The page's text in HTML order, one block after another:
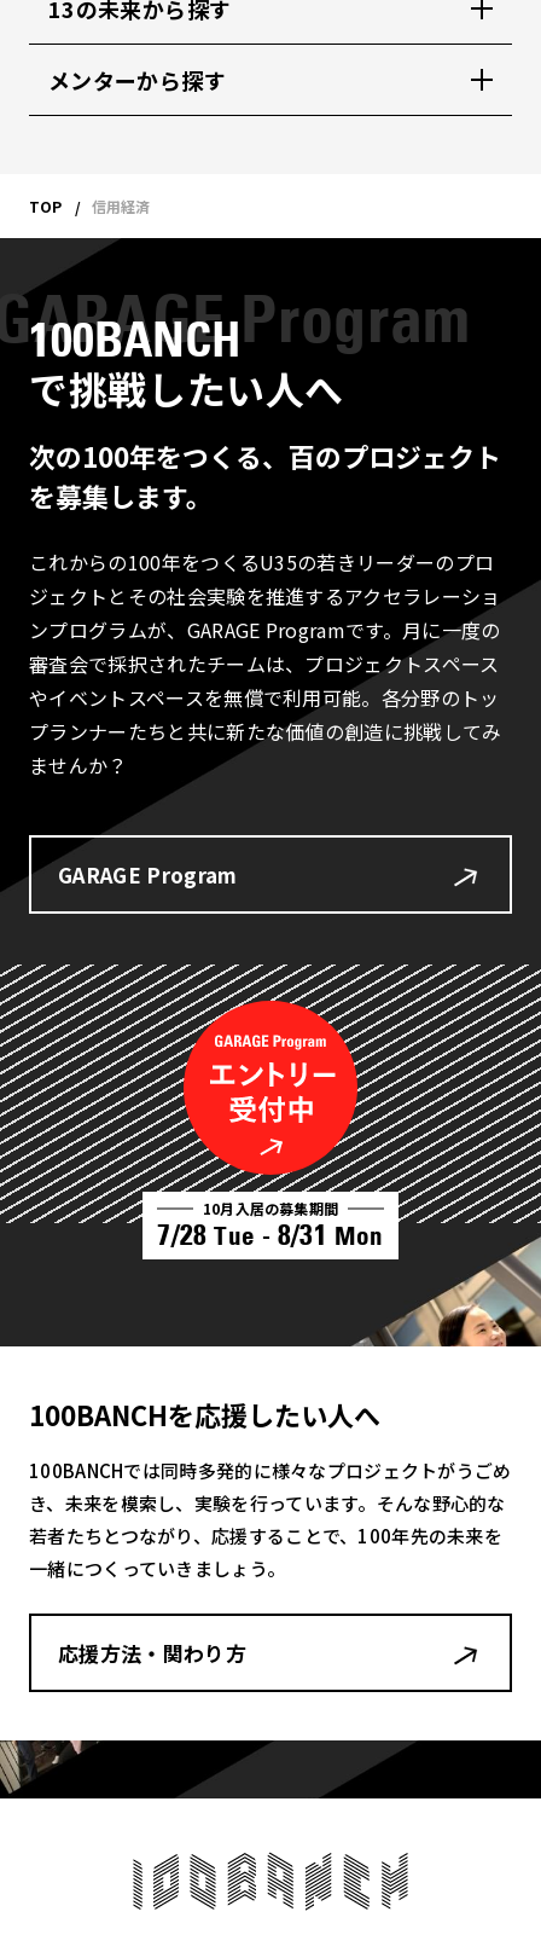
13の未来から探す
メンターから探す
TOP 信用経済
100BANCH
で挑戦したい人へ
次の100年をつくる、百のプロジェクト
を募集します。
これからの100年をつくるU35の若きリーダーのプロ
ジェクトとその社会実験を推進するアクセラレーショ
ンプログラムが、GARAGE Programです。月に一度の
審査会で採択されたチームは、プロジェクトスペース
やイベントスペースを無償で利用可能。各分野のトッ
プランナーたちと共に新たな価値の創造に挑戦してみ
ませんか？
GARAGE Program
10月入居の募集期間
7/28 Tue - 8/31 Mon
100BANCHを応援したい人へ
100BANCHでは同時多発的に様々なプロジェクトがうごめ
き、未来を模索し、実験を行っています。そんな野心的な
若者たちとつながり、応援することで、100年先の未来を
一緒につくっていきましょう。
応援方法・関わり方